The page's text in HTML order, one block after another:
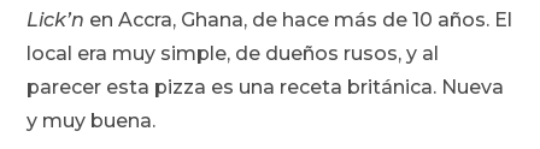
Lick’n en Accra, Ghana, de hace más de 10 años. El
local era muy simple, de dueños rusos, y al
parecer esta pizza es una receta británica. Nueva
y muy buena.